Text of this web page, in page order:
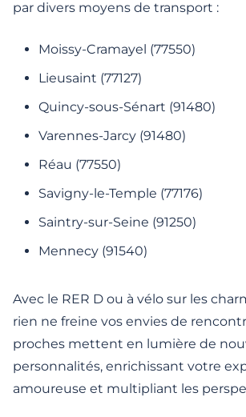
par divers moyens de transport :
Moissy-Cramayel (77550)
Lieusaint (77127)
Quincy-sous-Sénart (91480)
Varennes-Jarcy (91480)
Réau (77550)
Savigny-le-Temple (77176)
Saintry-sur-Seine (91250)
Mennecy (91540)
Avec le RER D ou à vélo sur les
rien ne freine vos envies de
proches mettent en lumière de
personnalités, enrichissant votre
amoureuse et multipliant les